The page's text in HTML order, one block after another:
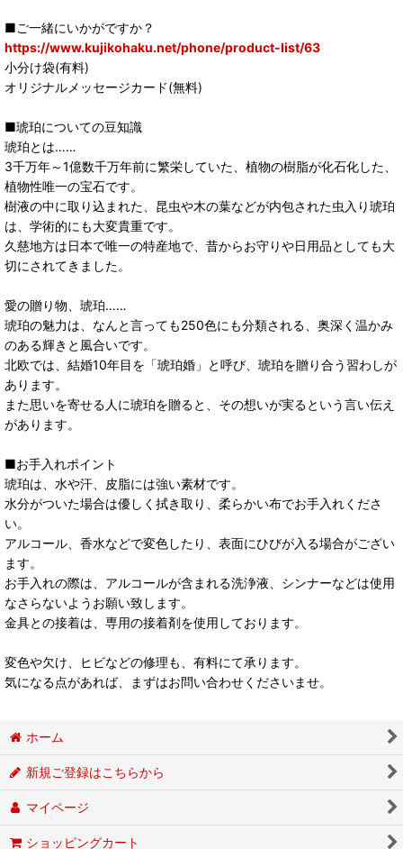
■ご一緒にいかがですか？
https://www.kujikohaku.net/phone/product-list/63
小分け袋(有料)
オリジナルメッセージカード(無料)
■琥珀についての豆知識
琥珀とは……
3千万年～1億数千万年前に繁栄していた、植物の樹脂が化石化した、
植物性唯一の宝石です。
樹液の中に取り込まれた、昆虫や木の葉などが内包された虫入り琥珀
は、学術的にも大変貴重です。
久慈地方は日本で唯一の特産地で、昔からお守りや日用品としても大
切にされてきました。
愛の贈り物、琥珀……
琥珀の魅力は、なんと言っても250色にも分類される、奥深く温かみ
のある輝きと風合いです。
北欧では、結婚10年目を「琥珀婚」と呼び、琥珀を贈り合う習わしが
あります。
また思いを寄せる人に琥珀を贈ると、その想いが実るという言い伝え
があります。
■お手入れポイント
琥珀は、水や汗、皮脂には強い素材です。
水分がついた場合は優しく拭き取り、柔らかい布でお手入れくださ
い。
アルコール、香水などで変色したり、表面にひびが入る場合がござい
ます。
お手入れの際は、アルコールが含まれる洗浄液、シンナーなどは使用
なさらないようお願い致します。
金具との接着は、専用の接着剤を使用しております。
変色や欠け、ヒビなどの修理も、有料にて承ります。
気になる点があれば、まずはお問い合わせくださいませ。
ホーム
新規ご登録はこちらから
マイページ
ショッピングカート